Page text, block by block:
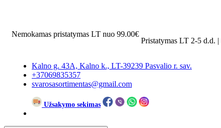
Nemokamas pristatymas LT nuo 99.00€
Pristatymas LT 2-5 d.d. |
Kalno g. 43A, Kalno k., LT-39239 Pasvalio r. sav.
+37069835357
svarosasortimentas@gmail.com
Užsakymo sekimas